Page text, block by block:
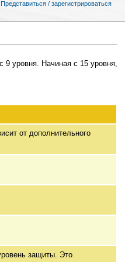
9 уровня. Начиная с 15 уровня,
от дополнительного
защиты. Это
Представиться / зарегистрироваться